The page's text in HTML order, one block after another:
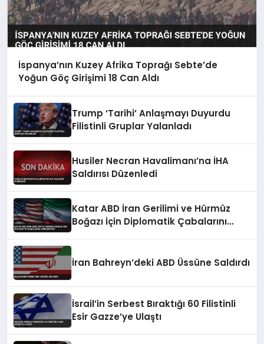
İspanya’nın Kuzey Afrika Toprağı Sebte’de
Yoğun Göç Girişimi 18 Can Aldı
Trump ‘Tarihi’ Anlaşmayı Duyurdu
Filistinli Gruplar Yalanladı
Husiler Necran Havalimanı’na İHA
Saldırısı Düzenledi
Katar ABD İran Gerilimi ve Hürmüz
Boğazı İçin Diplomatik Çabalarını
İran Bahreyn’deki ABD Üssüne Saldırdı
İsrail’in Serbest Bıraktığı 60 Filistinli
Esir Gazze’ye Ulaştı